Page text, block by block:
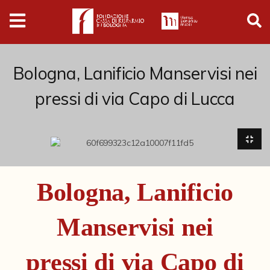
Digital
Humanities
Donazioni
Pubblicazioni
Collezioni
Cataloghi storici
Bologna, Lanificio Manservisi nei
pressi di via Capo di Lucca
Bologna, Lanificio
Manservisi nei
pressi di via Capo di